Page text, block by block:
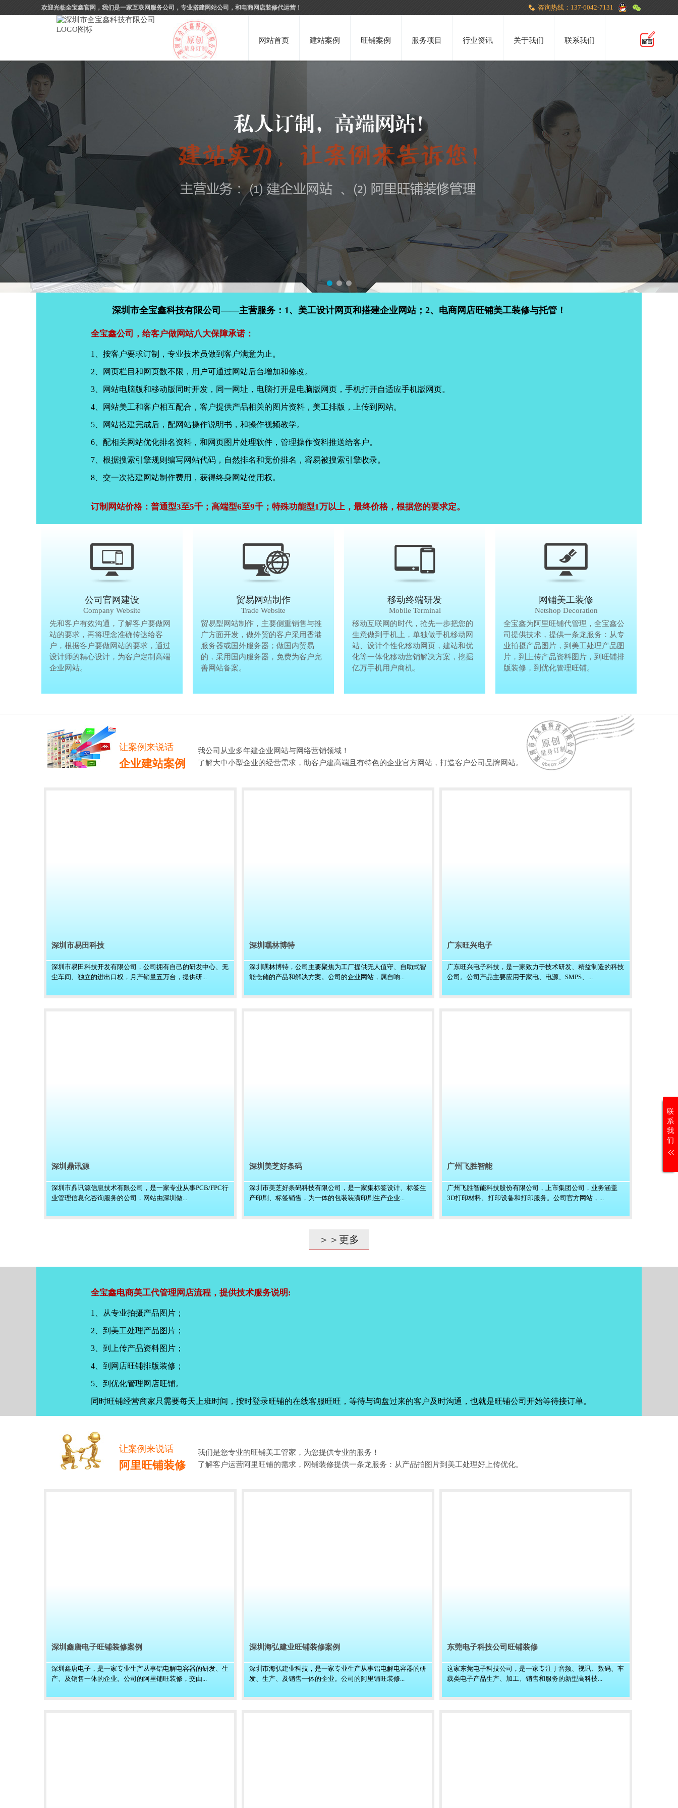
欢迎光临全宝鑫官网，我们是一家互联网服务公司，专业搭建网站公司，和电商网店装修代运营！ 咨询热线：137-6042-7131
网站首页 建站案例 旺铺案例 服务项目 行业资讯 关于我们 联系我们
深圳市全宝鑫科技有限公司——主营服务：1、美工设计网页和搭建企业网站；2、电商网店旺铺美工装修与托管！
全宝鑫公司，给客户做网站八大保障承诺：
1、按客户要求订制，专业技术员做到客户满意为止。
2、网页栏目和网页数不限，用户可通过网站后台增加和修改。
3、网站电脑版和移动版同时开发，同一网址，电脑打开是电脑版网页，手机打开自适应手机版网页。
4、网站美工和客户相互配合，客户提供产品相关的图片资料，美工排版，上传到网站。
5、网站搭建完成后，配网站操作说明书，和操作视频教学。
6、配相关网站优化排名资料，和网页图片处理软件，管理操作资料推送给客户。
7、根据搜索引擎规则编写网站代码，自然排名和竞价排名，容易被搜索引擎收录。
8、交一次搭建网站制作费用，获得终身网站使用权。
订制网站价格：普通型3至5千；高端型6至9千；特殊功能型1万以上，最终价格，根据您的要求定。
公司官网建设
Company Website
先和客户有效沟通，了解客户要做网
站的要求，再将理念准确传达给客
户，根据客户要做网站的要求，通过
设计师的精心设计，为客户定制高端
企业网站。
公司官网建设
Company Website
先和客户有效沟通，了解客户要做网
站的要求，再将理念准确传达给客
户，根据客户要做网站的要求，通过
设计师的精心设计，为客户定制高端
企业网站。
贸易网站制作
Trade Website
贸易型网站制作，主要侧重销售与推
广方面开发，做外贸的客户采用香港
服务器或国外服务器；做国内贸易
的，采用国内服务器，免费为客户完
善网站备案。
贸易网站制作
Trade Website
贸易型网站制作，主要侧重销售与推
广方面开发，做外贸的客户采用香港
服务器或国外服务器；做国内贸易
的，采用国内服务器，免费为客户完
善网站备案。
移动终端研发
Mobile Terminal
移动互联网的时代，抢先一步把您的
生意做到手机上，单独做手机移动网
站、设计个性化移动网页，建站和优
化等一体化移动营销解决方案，挖掘
亿万手机用户商机。
移动终端研发
Mobile Terminal
移动互联网的时代，抢先一步把您的
生意做到手机上，单独做手机移动网
站、设计个性化移动网页，建站和优
化等一体化移动营销解决方案，挖掘
亿万手机用户商机。
网铺美工装修
Netshop Decoration
全宝鑫为阿里旺铺代管理，全宝鑫公
司提供技术，提供一条龙服务：从专
业拍摄产品图片，到美工处理产品图
片，到上传产品资料图片，到旺铺排
版装修，到优化管理旺铺。
让案例来说话
企业建站案例
我公司从业多年建企业网站与网络营销领域！
了解大中小型企业的经营需求，助客户建高端且有特色的企业官方网站，打造客户公司品牌网站。
深圳市易田科技
深圳市易田科技开发有限公司，公司拥有自己的研发中心、无
尘车间、独立的进出口权，月产销量五万台，提供研...
深圳嘿林博特
深圳嘿林博特，公司主要聚焦为工厂提供无人值守、自助式智
能仓储的产品和解决方案。公司的企业网站，属自响...
广东旺兴电子
广东旺兴电子科技，是一家致力于技术研发、精益制造的科技
公司。公司产品主要应用于家电、电源、SMPS、...
深圳鼎讯源
深圳市鼎讯源信息技术有限公司，是一家专业从事PCB/FPC行
业管理信息化咨询服务的公司，网站由深圳做...
深圳美芝好条码
深圳市美芝好条码科技有限公司，是一家集标签设计、标签生
产印刷、标签销售，为一体的包装装潢印刷生产企业...
广州飞胜智能
广州飞胜智能科技股份有限公司，上市集团公司，业务涵盖
3D打印材料、打印设备和打印服务。公司官方网站，...
＞＞更多
全宝鑫电商美工代管理网店流程，提供技术服务说明:
1、从专业拍摄产品图片；
2、到美工处理产品图片；
3、到上传产品资料图片；
4、到网店旺铺排版装修；
5、到优化管理网店旺铺。
同时旺铺经营商家只需要每天上班时间，按时登录旺铺的在线客服旺旺，等待与询盘过来的客户及时沟通，也就是旺铺公司开始等待接订单。
让案例来说话
阿里旺铺装修
我们是您专业的旺铺美工管家，为您提供专业的服务！
了解客户运营阿里旺铺的需求，网铺装修提供一条龙服务：从产品拍图片到美工处理好上传优化。
深圳鑫唐电子旺铺装修案例
深圳鑫唐电子，是一家专业生产从事铝电解电容器的研发、生
产、及销售一体的企业。公司的阿里铺旺装修，交由...
深圳海弘建业旺铺装修案例
深圳市海弘建业科技，是一家专业生产从事铝电解电容器的研
发、生产、及销售一体的企业。公司的阿里铺旺装修...
东莞电子科技公司旺铺装修
这家东莞电子科技公司，是一家专注于音频、视讯、数码、车
载类电子产品生产、加工、销售和服务的新型高科技...
联
系
我
们